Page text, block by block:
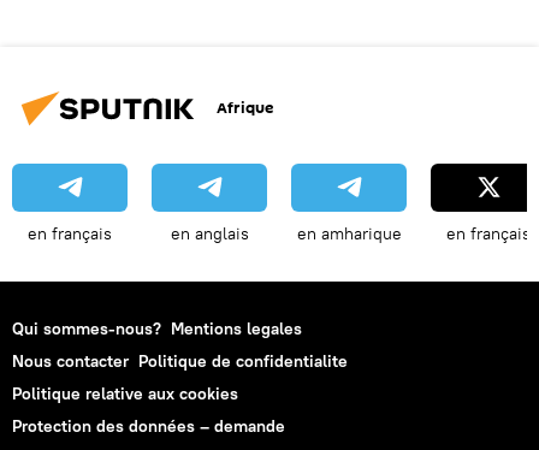
Afrique
en français en anglais en amharique en français
Qui sommes-nous? Mentions legales
Nous contacter Politique de confidentialite
Politique relative aux cookies
Protection des données – demande